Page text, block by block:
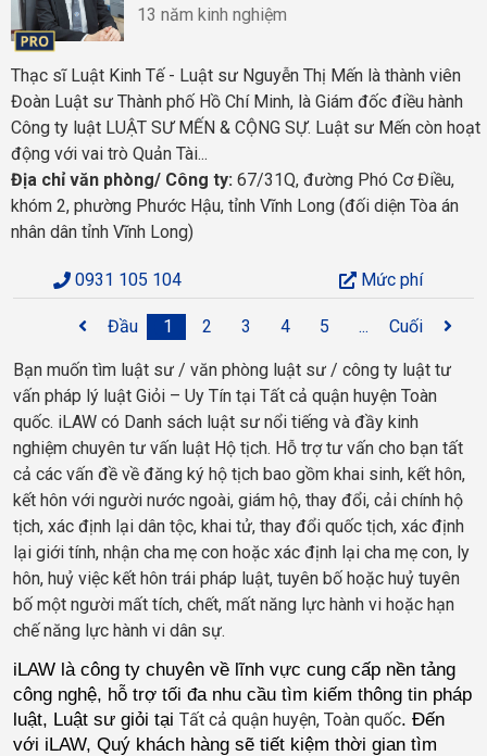
13 năm kinh nghiệm
Thạc sĩ Luật Kinh Tế - Luật sư Nguyễn Thị Mến là thành viên
Đoàn Luật sư Thành phố Hồ Chí Minh, là Giám đốc điều hành
Công ty luật LUẬT SƯ MẾN & CỘNG SỰ. Luật sư Mến còn hoạt
động với vai trò Quản Tài...
Địa chỉ văn phòng/ Công ty: 67/31Q, đường Phó Cơ Điều,
khóm 2, phường Phước Hậu, tỉnh Vĩnh Long (đối diện Tòa án
nhân dân tỉnh Vĩnh Long)
0931 105 104 Mức phí
Đầu 1 2 3 4 5 ... Cuối
Bạn muốn tìm luật sư / văn phòng luật sư / công ty luật tư
vấn pháp lý luật Giỏi – Uy Tín tại Tất cả quận huyện Toàn
quốc. iLAW có Danh sách luật sư nổi tiếng và đầy kinh
nghiệm chuyên tư vấn luật Hộ tịch. Hỗ trợ tư vấn cho bạn tất
cả các vấn đề về đăng ký hộ tịch bao gồm khai sinh, kết hôn,
kết hôn với người nước ngoài, giám hộ, thay đổi, cải chính hộ
tịch, xác định lại dân tộc, khai tử, thay đổi quốc tịch, xác định
lại giới tính, nhận cha mẹ con hoặc xác định lại cha mẹ con, ly
hôn, huỷ việc kết hôn trái pháp luật, tuyên bố hoặc huỷ tuyên
bố một người mất tích, chết, mất năng lực hành vi hoặc hạn
chế năng lực hành vi dân sự.
iLAW là công ty chuyên về lĩnh vực cung cấp nền tảng
công nghệ, hỗ trợ tối đa nhu cầu tìm kiếm thông tin pháp
luật, Luật sư giỏi tại Tất cả quận huyện, Toàn quốc. Đến
với iLAW, Quý khách hàng sẽ tiết kiệm thời gian tìm